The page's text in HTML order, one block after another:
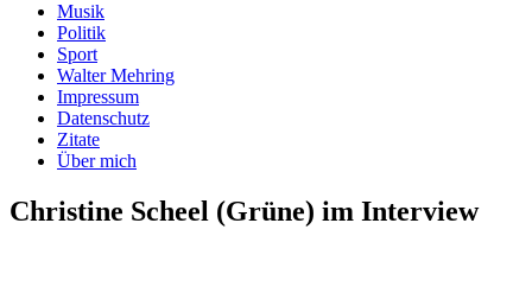
Musik
Politik
Sport
Walter Mehring
Impressum
Datenschutz
Zitate
Über mich
Christine Scheel (Grüne) im Interview